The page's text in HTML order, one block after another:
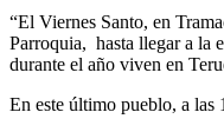
“El Viernes Santo, en
Parroquia, hasta llegar a la
durante el año viven en
En este último pueblo, a las